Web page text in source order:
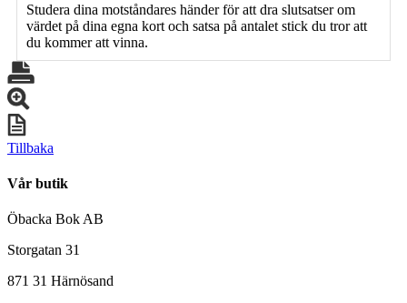
Studera dina motståndares händer för att dra slutsatser om
värdet på dina egna kort och satsa på antalet stick du tror att
du kommer att vinna.
Tillbaka
Vår butik
Öbacka Bok AB
Storgatan 31
871 31 Härnösand